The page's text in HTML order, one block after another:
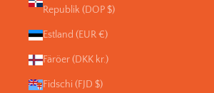
Republik (DOP $)
Estland (EUR €)
Färöer (DKK kr.)
Fidschi (FJD $)